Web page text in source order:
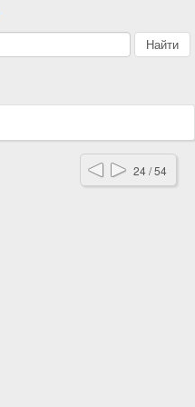
24 / 54